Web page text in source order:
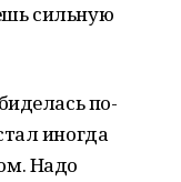
сильную
по-
иногда
Надо